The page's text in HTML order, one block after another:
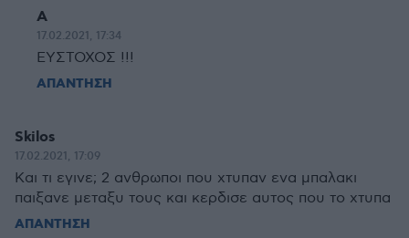
Α
17.02.2021, 17:34
ΕΥΣΤΟΧΟΣ !!!
ΑΠΑΝΤΗΣΗ
Skilos
17.02.2021, 17:09
Και τι εγινε; 2 ανθρωποι που χτυπαν ενα μπαλακι
παιξανε μεταξυ τους και κερδισε αυτος που το χτυπα
ΑΠΑΝΤΗΣΗ